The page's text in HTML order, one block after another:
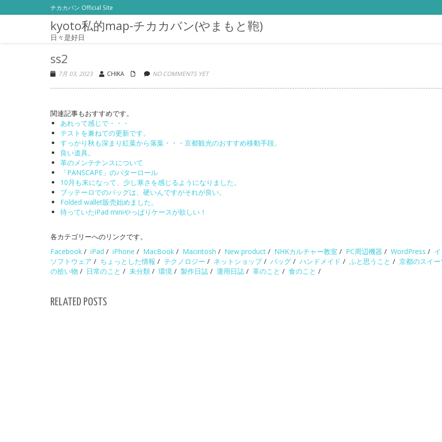
チカカバン Official Site
kyoto私的map-チカカバン(やまもと鞄)
日々是好日
ss2
7月 03, 2023 CHIKA NO COMMENTS YET
関連記事もおすすめです。
あれって感じで・・・
テストを兼ねての更新です。
すっかり秋も深まり紅葉から落葉・・・京都観光のおすすめ移動手段。
良い道具。
革のメンテナンスについて
「PANSCAPE」のバターロール
10月も末になって、少し寒さを感じるようになりました。
ブッテーロでのバッグは、硬いんですがそれが良い。
Folded wallet販売始めました。
待っていたiPad miniやっぱりケースが欲しい！
各カテゴリーへのリンクです。
Facebook / iPad / iPhone / MacBook / Macintosh / New product / NHKカルチャー教室 / PC周辺機器 / WordPress /
ソフトウェア / ちょっとした情報 / テクノロジー / ネットショップ/ バッグ / ハンドメイド / ふと思うこと / 京都のスイ
の拾い物 / 日常のこと / 未分類 / 環境 / 製作日誌 / 運用日誌 / 革のこと / 食のこと /
RELATED POSTS